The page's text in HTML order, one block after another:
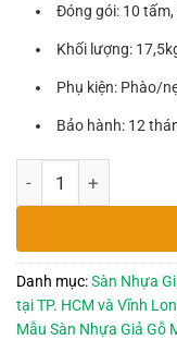
Đóng gói: 10
Khối lượng:
Phụ kiện: Phào/
Bảo hành: 12
Danh mục:Sàn Nhựa
tại TP. HCM và Vĩnh
Mẫu Sàn Nhựa Giả Gỗ